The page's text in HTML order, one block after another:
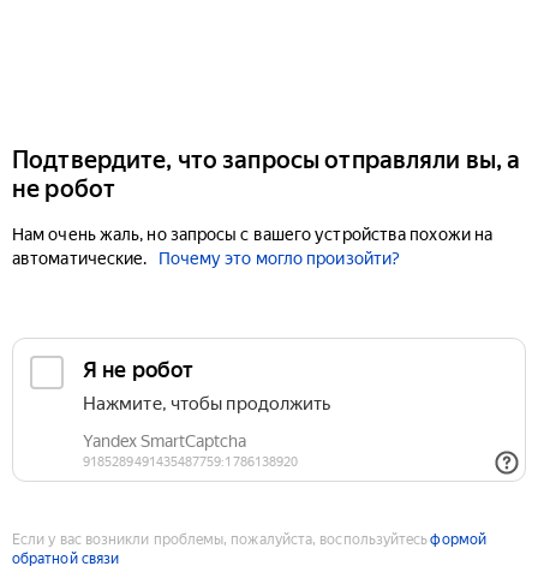
Подтвердите, что запросы отправляли вы, а
не робот
Нам очень жаль, но запросы с вашего устройства похожи на
автоматические.
Почему это могло произойти?
Если у вас возникли проблемы, пожалуйста, воспользуйтесьформой
обратной связи